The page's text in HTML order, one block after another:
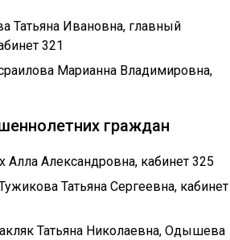
Татьяна Ивановна, главный
321
Марианна Владимировна,
граждан
Алла Александровна, кабинет 325
Татьяна Сергеевна, кабинет
Татьяна Николаевна, Одышева